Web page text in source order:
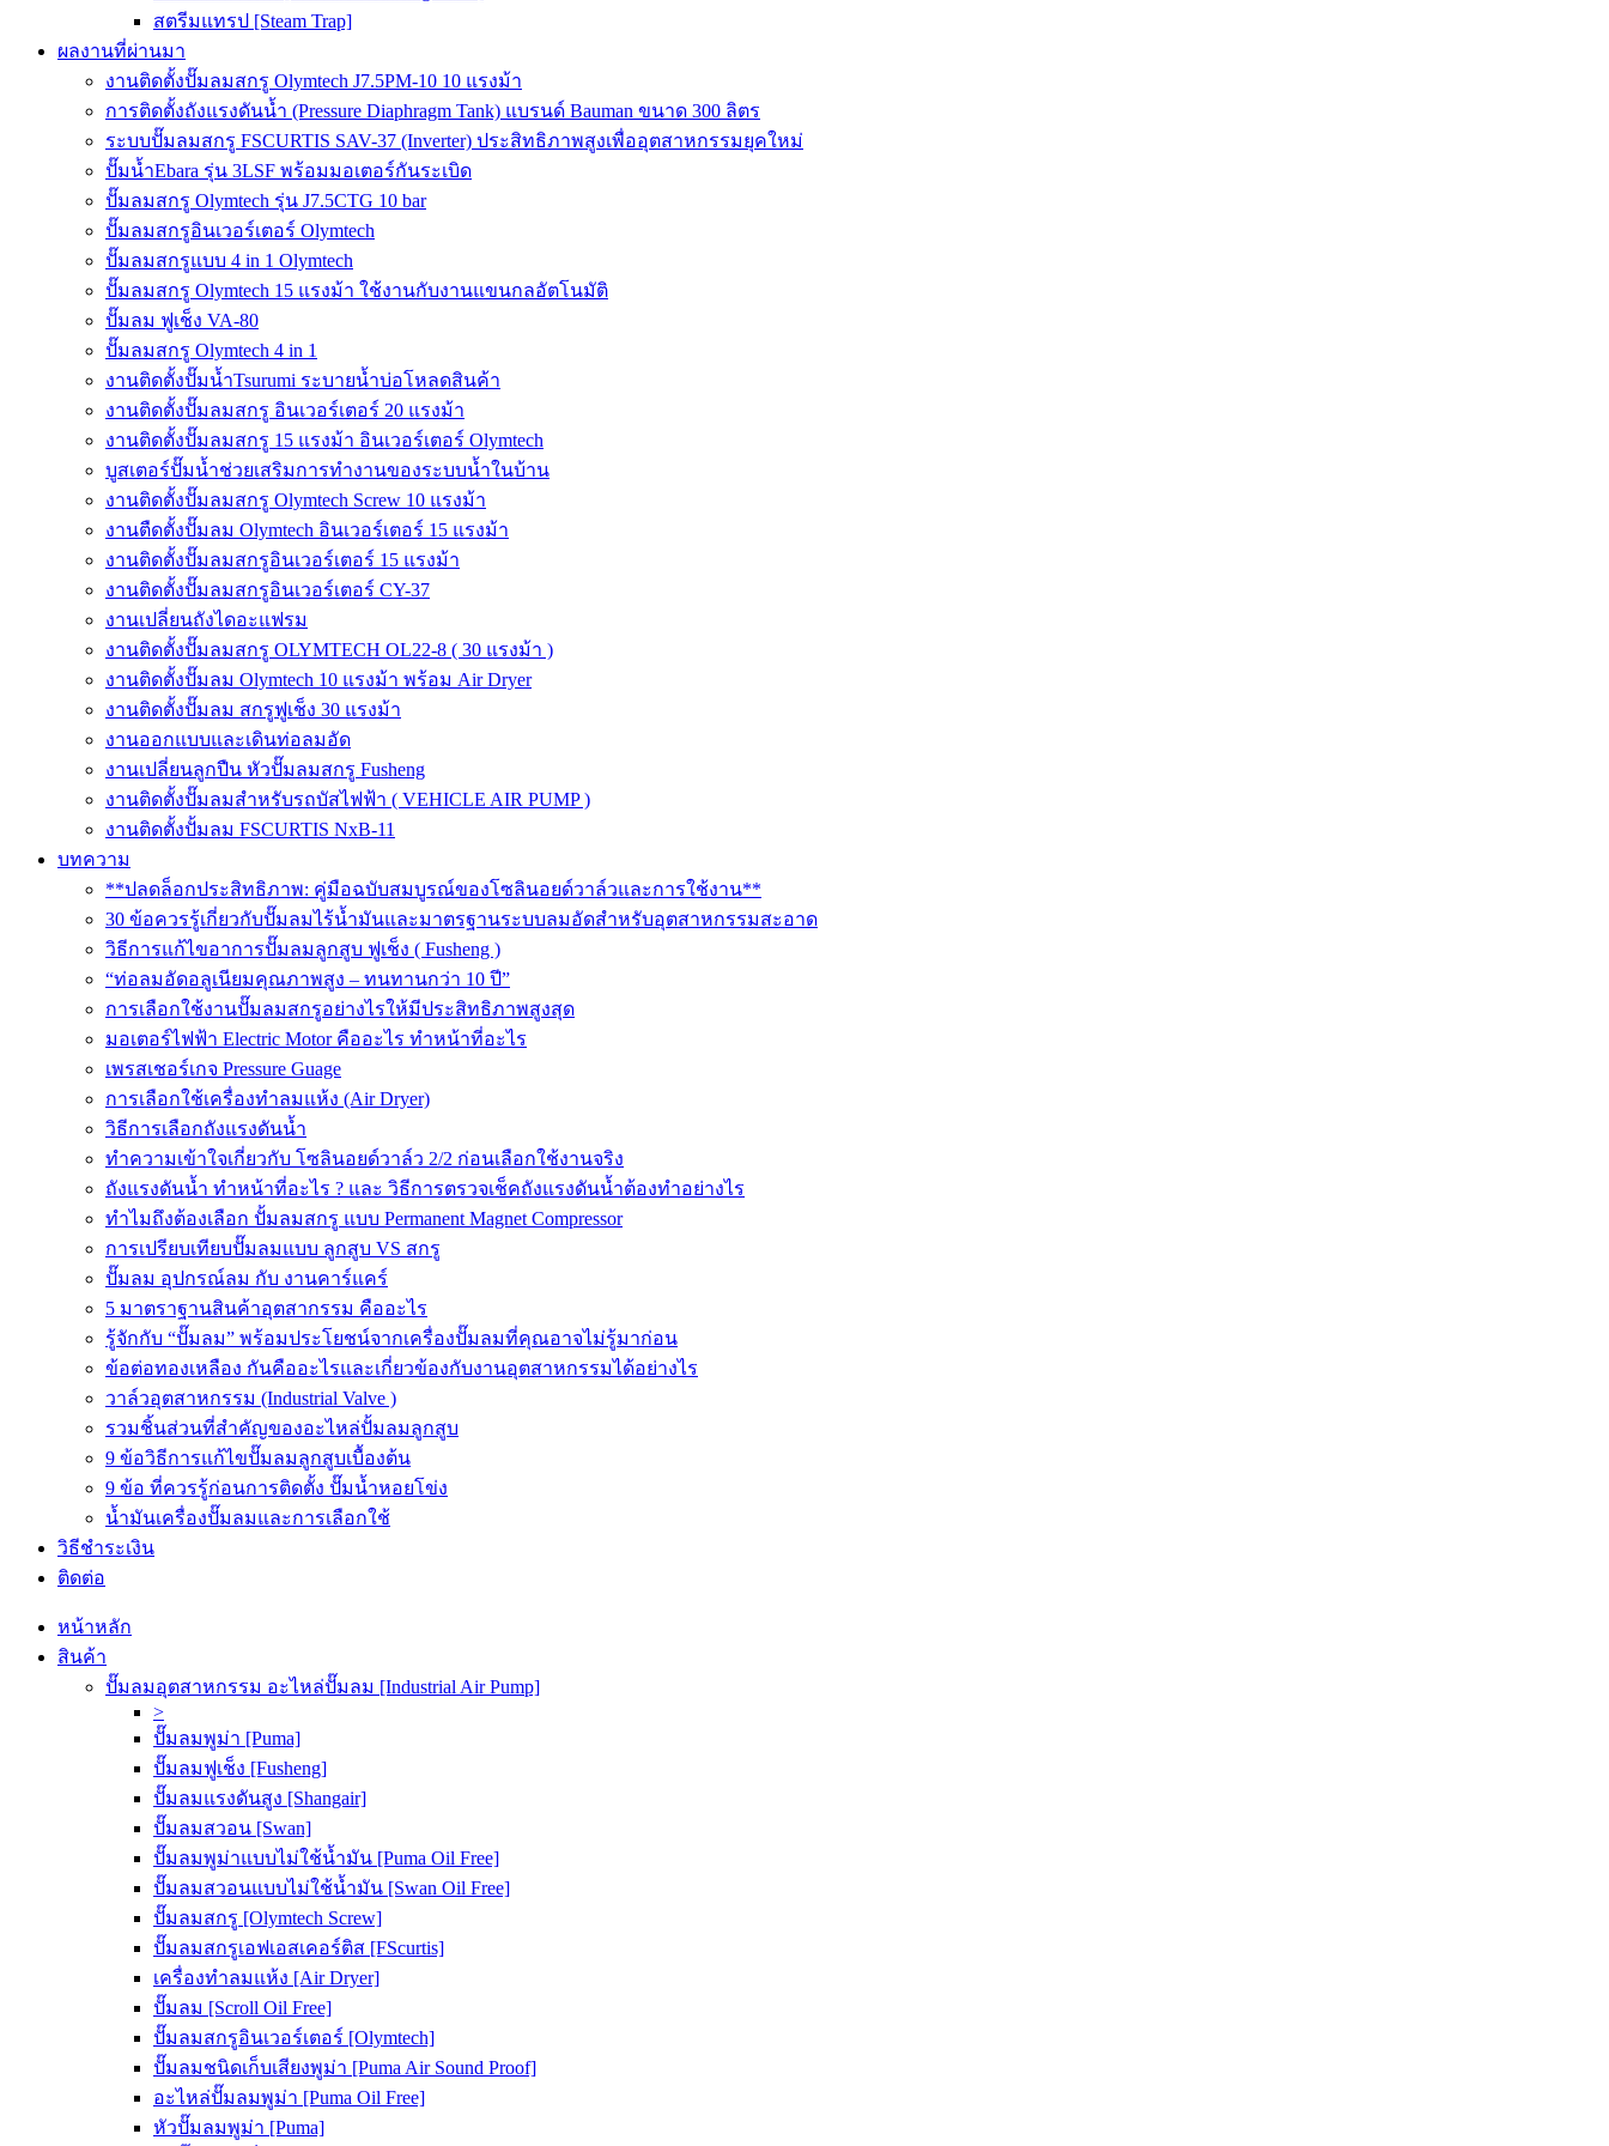
สตรีมแทรป [Steam Trap]
ผลงานที่ผ่านมา
งานติดตั้งปั๊มลมสกรู Olymtech J7.5PM-10 10 แรงม้า
การติดตั้งถังแรงดันน้ำ (Pressure Diaphragm Tank) แบรนด์ Bauman ขนาด 300 ลิตร
ระบบปั๊มลมสกรู FSCURTIS SAV-37 (Inverter) ประสิทธิภาพสูงเพื่ออุตสาหกรรมยุคใหม่
ปั๊มน้ำEbara รุ่น 3LSF พร้อมมอเตอร์กันระเบิด
ปั๊มลมสกรู Olymtech รุ่น J7.5CTG 10 bar
ปั๊มลมสกรูอินเวอร์เตอร์ Olymtech
ปั๊มลมสกรูแบบ 4 in 1 Olymtech
ปั๊มลมสกรู Olymtech 15 แรงม้า ใช้งานกับงานแขนกลอัตโนมัติ
ปั๊มลม ฟูเช็ง VA-80
ปั๊มลมสกรู Olymtech 4 in 1
งานติดตั้งปั๊มน้ำTsurumi ระบายน้ำบ่อโหลดสินค้า
งานติดตั้งปั๊มลมสกรู อินเวอร์เตอร์ 20 แรงม้า
งานติดตั้งปั๊มลมสกรู 15 แรงม้า อินเวอร์เตอร์ Olymtech
บูสเตอร์ปั๊มน้ำช่วยเสริมการทำงานของระบบน้ำในบ้าน
งานติดตั้งปั๊มลมสกรู Olymtech Screw 10 แรงม้า
งานตืดตั้งปั๊มลม Olymtech อินเวอร์เตอร์ 15 แรงม้า
งานติดตั้งปั๊มลมสกรูอินเวอร์เตอร์ 15 แรงม้า
งานติดตั้งปั๊มลมสกรูอินเวอร์เตอร์ CY-37
งานเปลี่ยนถังไดอะแฟรม
งานติดตั้งปั๊มลมสกรู OLYMTECH OL22-8 ( 30 แรงม้า )
งานติดตั้งปั๊มลม Olymtech 10 แรงม้า พร้อม Air Dryer
งานติดตั้งปั๊มลม สกรูฟูเช็ง 30 แรงม้า
งานออกแบบและเดินท่อลมอัด
งานเปลี่ยนลูกปืน หัวปั๊มลมสกรู Fusheng
งานติดตั้งปั๊มลมสำหรับรถบัสไฟฟ้า ( VEHICLE AIR PUMP )
งานติดตั้งปั้มลม FSCURTIS NxB-11
บทความ
**ปลดล็อกประสิทธิภาพ: คู่มือฉบับสมบูรณ์ของโซลินอยด์วาล์วและการใช้งาน**
30 ข้อควรรู้เกี่ยวกับปั๊มลมไร้น้ำมันและมาตรฐานระบบลมอัดสำหรับอุตสาหกรรมสะอาด
วิธีการแก้ไขอาการปั๊มลมลูกสูบ ฟูเช็ง ( Fusheng )
“ท่อลมอัดอลูเนียมคุณภาพสูง – ทนทานกว่า 10 ปี”
การเลือกใช้งานปั๊มลมสกรูอย่างไรให้มีประสิทธิภาพสูงสุด
มอเตอร์ไฟฟ้า Electric Motor คืออะไร ทำหน้าที่อะไร
เพรสเชอร์เกจ Pressure Guage
การเลือกใช้เครื่องทำลมแห้ง (Air Dryer)
วิธีการเลือกถังแรงดันน้ำ
ทำความเข้าใจเกี่ยวกับ โซลินอยด์วาล์ว 2/2 ก่อนเลือกใช้งานจริง
ถังแรงดันน้ำ ทำหน้าที่อะไร ? และ วิธีการตรวจเช็คถังแรงดันน้ำต้องทำอย่างไร
ทำไมถึงต้องเลือก ปั้มลมสกรู แบบ Permanent Magnet Compressor
การเปรียบเทียบปั๊มลมแบบ ลูกสูบ VS สกรู
ปั๊มลม อุปกรณ์ลม กับ งานคาร์แคร์
5 มาตราฐานสินค้าอุตสากรรม คืออะไร
รู้จักกับ “ปั๊มลม” พร้อมประโยชน์จากเครื่องปั๊มลมที่คุณอาจไม่รู้มาก่อน
ข้อต่อทองเหลือง กันคืออะไรและเกี่ยวข้องกับงานอุตสาหกรรมได้อย่างไร
วาล์วอุตสาหกรรม (Industrial Valve )
รวมชิ้นส่วนที่สำคัญของอะไหล่ปั้มลมลูกสูบ
9 ข้อวิธีการแก้ไขปั๊มลมลูกสูบเบื้องต้น
9 ข้อ ที่ควรรู้ก่อนการติดตั้ง ปั๊มน้ำหอยโข่ง
น้ำมันเครื่องปั๊มลมและการเลือกใช้
วิธีชำระเงิน
ติดต่อ
หน้าหลัก
สินค้า
ปั๊มลมอุตสาหกรรม อะไหล่ปั๊มลม [Industrial Air Pump]
>
ปั๊มลมพูม่า [Puma]
ปั๊มลมฟูเช็ง [Fusheng]
ปั๊มลมแรงดันสูง [Shangair]
ปั๊มลมสวอน [Swan]
ปั๊มลมพูม่าแบบไม่ใช้น้ำมัน [Puma Oil Free]
ปั๊มลมสวอนแบบไม่ใช้น้ำมัน [Swan Oil Free]
ปั๊มลมสกรู [Olymtech Screw]
ปั๊มลมสกรูเอฟเอสเคอร์ติส [FScurtis]
เครื่องทำลมแห้ง [Air Dryer]
ปั๊มลม [Scroll Oil Free]
ปั๊มลมสกรูอินเวอร์เตอร์ [Olymtech]
ปั๊มลมชนิดเก็บเสียงพูม่า [Puma Air Sound Proof]
อะไหล่ปั๊มลมพูม่า [Puma Oil Free]
หัวปั๊มลมพูม่า [Puma]